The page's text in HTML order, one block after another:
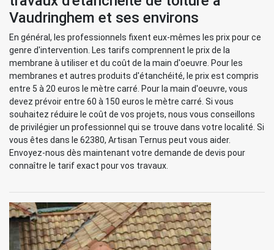
Vaudringhem et ses environs
En général, les professionnels fixent eux-mêmes les prix pour ce
genre d'intervention. Les tarifs comprennent le prix de la
membrane à utiliser et du coût de la main d'oeuvre. Pour les
membranes et autres produits d'étanchéité, le prix est compris
entre 5 à 20 euros le mètre carré. Pour la main d'oeuvre, vous
devez prévoir entre 60 à 150 euros le mètre carré. Si vous
souhaitez réduire le coût de vos projets, nous vous conseillons
de privilégier un professionnel qui se trouve dans votre localité. Si
vous êtes dans le 62380, Artisan Ternus peut vous aider.
Envoyez-nous dès maintenant votre demande de devis pour
connaître le tarif exact pour vos travaux.